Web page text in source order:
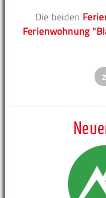
Die beiden
Ferienwohnung